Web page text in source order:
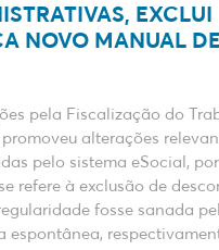
EXCLUI
NOVO MANUAL DE
pela Fiscalização do
alterações
pelo sistema eSocial,
refere à exclusão de
fosse sanada